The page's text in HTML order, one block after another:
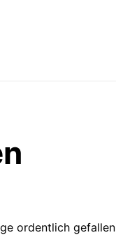
ordentlich